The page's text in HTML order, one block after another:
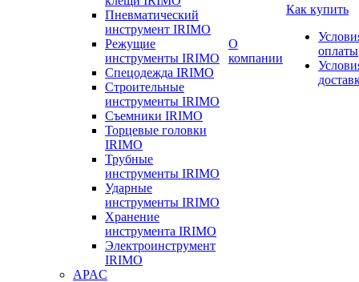
Пневматический
инструмент IRIMO
Режущие
инструменты IRIMO
Спецодежда IRIMO
Строительные
инструменты IRIMO
Съемники IRIMO
Торцевые головки
IRIMO
Трубные
инструменты IRIMO
Ударные
инструменты IRIMO
Хранение
инструмента IRIMO
Электроинструмент
IRIMO
APAC
О
компании
Как купить
оплаты